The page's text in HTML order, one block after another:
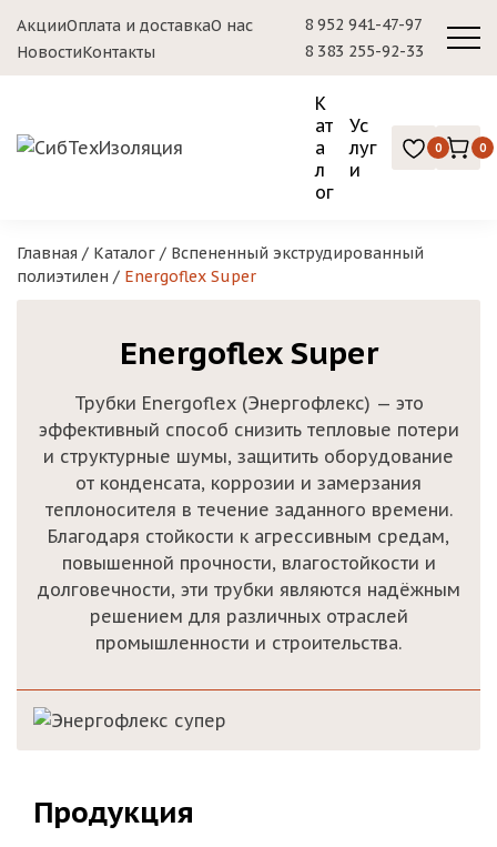
АкцииОплата и доставкаО нас
НовостиКонтакты
8 952 941-47-97
8 383 255-92-33
К
ат
а
л
ог
Ус
луг
и
0 0
Главная / Каталог / Вспененный экструдированный
полиэтилен / Energoflex Super
Energoflex Super
Трубки Energoflex (Энергофлекс) — это
эффективный способ снизить тепловые потери
и структурные шумы, защитить оборудование
от конденсата, коррозии и замерзания
теплоносителя в течение заданного времени.
Благодаря стойкости к агрессивным средам,
повышенной прочности, влагостойкости и
долговечности, эти трубки являются надёжным
решением для различных отраслей
промышленности и строительства.
Продукция